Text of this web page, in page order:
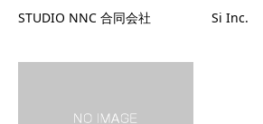
STUDIO NNC 合同会社 Si Inc.